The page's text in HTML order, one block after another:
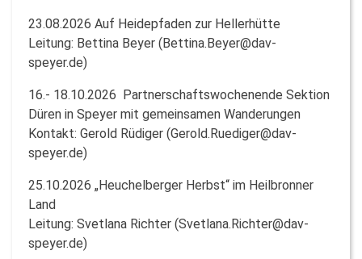
23.08.2026 Auf Heidepfaden zur Hellerhütte
Leitung: Bettina Beyer (Bettina.Beyer@dav-
speyer.de)
16.- 18.10.2026 Partnerschaftswochenende Sektion
Düren in Speyer mit gemeinsamen Wanderungen
Kontakt: Gerold Rüdiger (Gerold.Ruediger@dav-
speyer.de)
25.10.2026 „Heuchelberger Herbst“ im Heilbronner
Land
Leitung: Svetlana Richter (Svetlana.Richter@dav-
speyer.de)